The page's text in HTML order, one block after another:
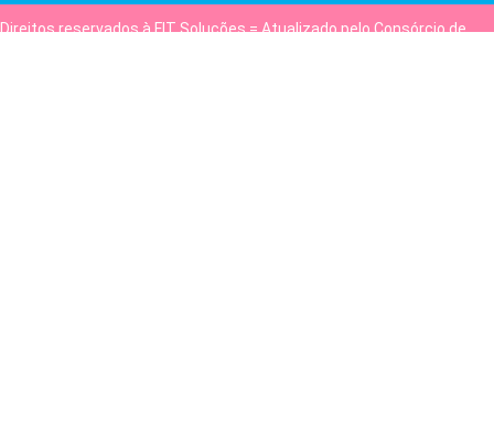
Direitos reservados à FIT Soluções = Atualizado pelo Consórcio de